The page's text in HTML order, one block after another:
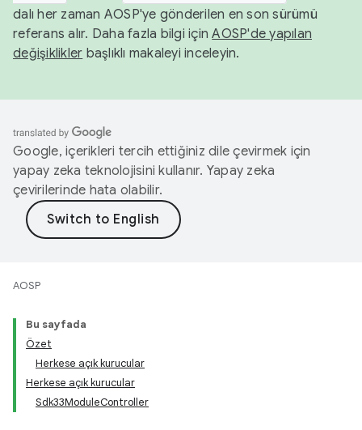
dalı her zaman AOSP'ye gönderilen en son sürümü
referans alır. Daha fazla bilgi içinAOSP'de yapılan
değişiklikler başlıklı makaleyi inceleyin.
Google, içerikleri tercih ettiğiniz dile çevirmek için
yapay zeka teknolojisini kullanır. Yapay zeka
çevirilerinde hata olabilir.
AOSP
Bu sayfada
Özet
Herkese açık kurucular
Herkese açık kurucular
Sdk33ModuleController